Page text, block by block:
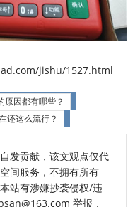
jishu/1527.html
原因都有哪些？
还这么流行？
发贡献，该文观点仅代
间服务，不拥有所有
站有涉嫌抄袭侵权/违
举报，